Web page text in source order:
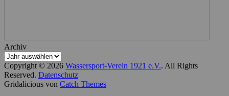
Archiv
Copyright © 2026 Wassersport-Verein 1921 e.V.. All Rights
Reserved. Datenschutz
Gridalicious von Catch Themes